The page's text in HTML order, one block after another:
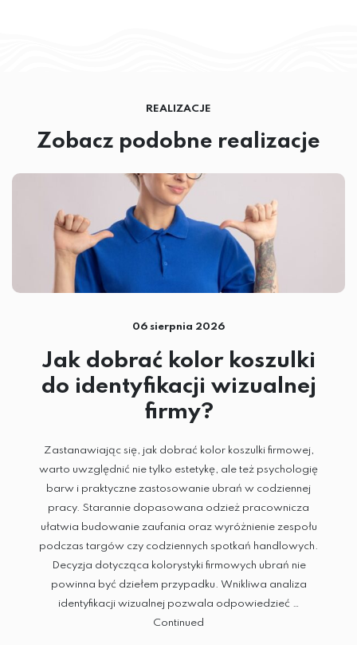
REALIZACJE
Zobacz podobne realizacje
06 sierpnia 2026
Jak dobrać kolor koszulki
do identyfikacji wizualnej
firmy?
Zastanawiając się, jak dobrać kolor koszulki firmowej,
warto uwzględnić nie tylko estetykę, ale też psychologię
barw i praktyczne zastosowanie ubrań w codziennej
pracy. Starannie dopasowana odzież pracownicza
ułatwia budowanie zaufania oraz wyróżnienie zespołu
podczas targów czy codziennych spotkań handlowych.
Decyzja dotycząca kolorystyki firmowych ubrań nie
powinna być dziełem przypadku. Wnikliwa analiza
identyfikacji wizualnej pozwala odpowiedzieć …
Continued